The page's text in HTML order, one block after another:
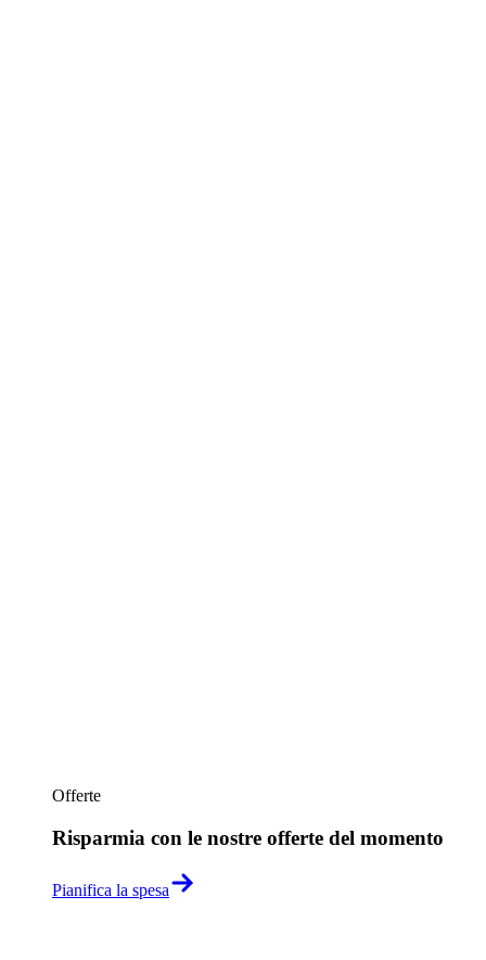
Offerte
Risparmia con le nostre offerte del momento
Pianifica la spesa